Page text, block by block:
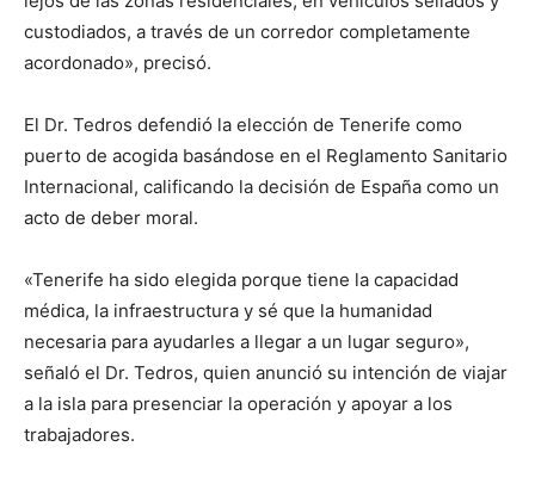
custodiados, a través de un corredor completamente
acordonado», precisó.
El Dr. Tedros defendió la elección de Tenerife como
puerto de acogida basándose en el Reglamento Sanitario
Internacional, calificando la decisión de España como un
acto de deber moral.
«Tenerife ha sido elegida porque tiene la capacidad
médica, la infraestructura y sé que la humanidad
necesaria para ayudarles a llegar a un lugar seguro»,
señaló el Dr. Tedros, quien anunció su intención de viajar
a la isla para presenciar la operación y apoyar a los
trabajadores.